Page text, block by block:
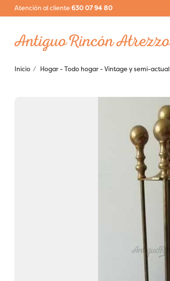
Atención al cliente630 07 94 80
Inicio Hogar - Todo hogar - Vintage y semi-actual